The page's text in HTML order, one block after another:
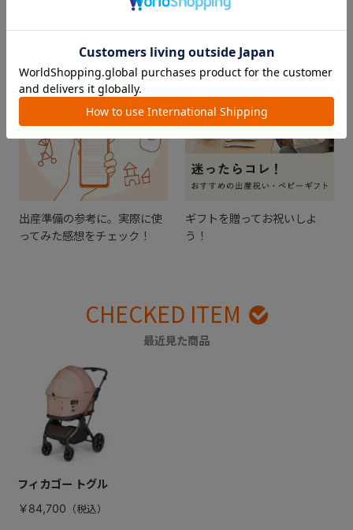
「プレママ・プレパパレッス
SNSを使ってギフトチケット
出産準備の参考に。実際に使
ってみた感想をチェック！
ギフトを贈ってお祝いしよ
う！
CHECKED ITEM
最近見た商品
フィカゴー トグル
￥84,700